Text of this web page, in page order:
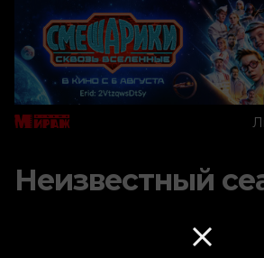
Неизвестный